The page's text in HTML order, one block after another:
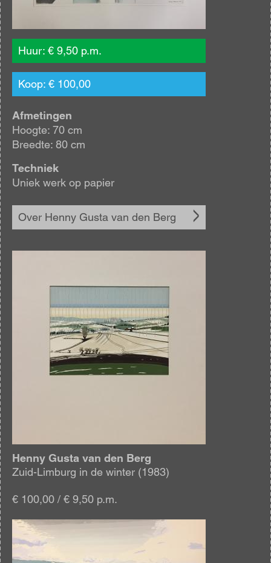
Huur: € 9,50 p.m.
Koop: € 100,00
Afmetingen
Hoogte: 70 cm
Breedte: 80 cm
Techniek
Uniek werk op papier
Over Henny Gusta van den Berg
Henny Gusta van den Berg
Zuid-Limburg in de winter (1983)
€ 100,00 / € 9,50 p.m.
Afbeelding